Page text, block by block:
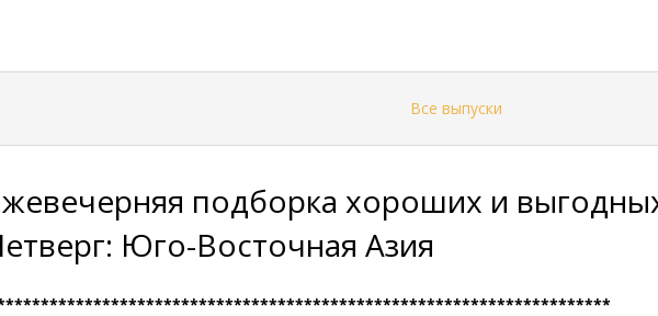
Все выпуски
подборка хороших и
Юго-Восточная Азия